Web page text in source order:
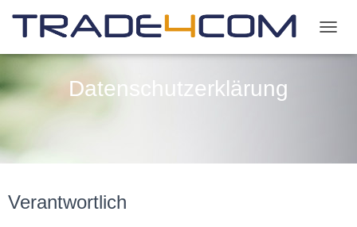
A
Datenschutzerklärung
Verantwortlich